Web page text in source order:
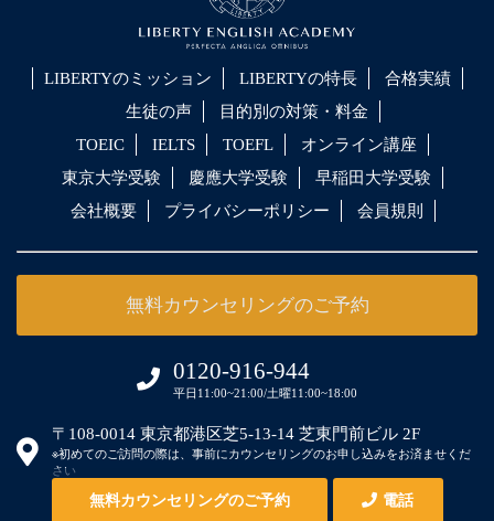
無料カウンセリングのご予約 電話
LIBERTYのミッション LIBERTYの特長
合格実績
生徒の声
目的別の対策・料金
TOEIC
IELTS TOEFL
オンライン講座
東京大学受験
慶應大学受験
早稲田大学受験
会社概要
プライバシーポリシー 会員規則
無料カウンセリングのご予約
0120-916-944
平日11:00~21:00/土曜11:00~18:00
〒108-0014 東京都港区芝5-13-14 芝東門前ビル 2F
※初めてのご訪問の際は、事前にカウンセリングのお申し込みをお済ませくだ
さい